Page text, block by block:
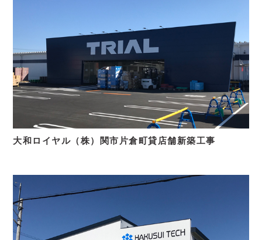
大和ロイヤル（株）関市片倉町貸店舗新築工事